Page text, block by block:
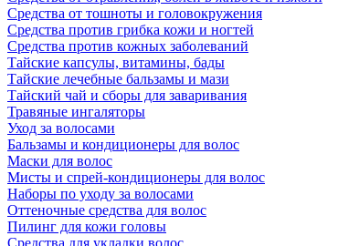
Средства от тошноты и головокружения
Средства против грибка кожи и ногтей
Средства против кожных заболеваний
Тайские капсулы, витамины, бады
Тайские лечебные бальзамы и мази
Тайский чай и сборы для заваривания
Травяные ингаляторы
Уход за волосами
Бальзамы и кондиционеры для волос
Маски для волос
Мисты и спрей-кондиционеры для волос
Наборы по уходу за волосами
Оттеночные средства для волос
Пилинг для кожи головы
Средства для укладки волос